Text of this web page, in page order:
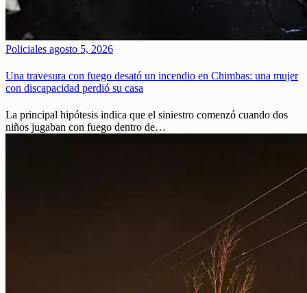
Policiales agosto 5, 2026
Una travesura con fuego desató un incendio en Chimbas: una mujer
con discapacidad perdió su casa
La principal hipótesis indica que el siniestro comenzó cuando dos
niños jugaban con fuego dentro de…